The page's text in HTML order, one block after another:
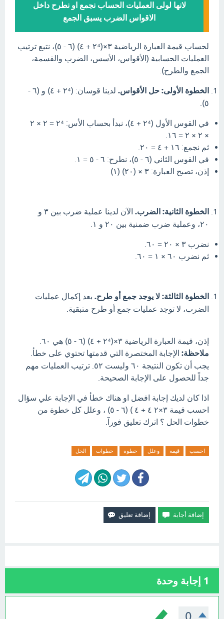
لانها لولى العمليات الحساب نجمع او نطرح داخل
الاقواس الضرب يسبق الجمع
لحساب قيمة العبارة الرياضية ٣×(٢⁴ + ٤) (٦ - ٥)، نتبع ترتيب
العمليات الحسابية (الأقواس، الأسس، الضرب والقسمة،
الجمع والطرح).
الخطوة الأولى: حل الأقواس.
لدينا قوسان: (٢⁴ + ٤) و (٦ -
٥).
في القوس الأول (٢⁴ + ٤)، نبدأ بحساب الأس: ٢⁴ = ٢ × ٢
× ٢ × ٢ = ١٦.
ثم نجمع: ١٦ + ٤ = ٢٠.
في القوس الثاني (٦ - ٥)، نطرح: ٦ - ٥ = ١.
إذن، تصبح العبارة: ٣ × (٢٠) (١)
الخطوة الثانية: الضرب.
الآن لدينا عملية ضرب بين ٣ و
٢٠، وعملية ضرب ضمنية بين ٢٠ و ١.
نضرب ٣ × ٢٠ = ٦٠.
ثم نضرب ٦٠ × ١ = ٦٠.
الخطوة الثالثة: لا يوجد جمع أو طرح. بعد إكمال عمليات
الضرب، لا توجد عمليات جمع أو طرح متبقية.
إذن، قيمة العبارة الرياضية ٣×(٢⁴ + ٤) (٦ - ٥) هي ٦٠.
ملاحظة: الإجابة المختصرة التي قدمتها تحتوي على خطأ.
يجب أن تكون النتيجة ٦٠ وليست ٥٢. ترتيب العمليات مهم
جداً للحصول على الإجابة الصحيحة.
اذا كان لديك إجابة افضل او هناك خطأ في الإجابة علي سؤال
احسب قيمة ٣×٢ ٤ + ٤ ) (٦ - ٥) ، وعلل كل خطوة من
خطوات الحل ؟ اترك تعليق فورآ.
احسب قيمة وعلل خطوة خطوات الحل
1 إجابة وحدة
0